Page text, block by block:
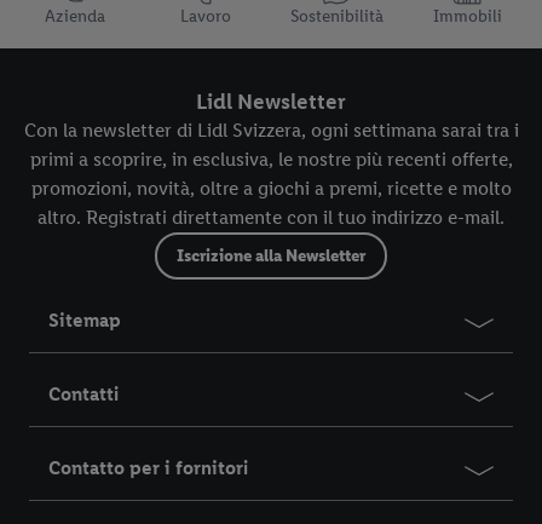
Azienda Lavoro Sostenibilità Immobili
Lidl Newsletter
Con la newsletter di Lidl Svizzera, ogni settimana sarai tra i
primi a scoprire, in esclusiva, le nostre più recenti offerte,
promozioni, novità, oltre a giochi a premi, ricette e molto
altro. Registrati direttamente con il tuo indirizzo e-mail.
Iscrizione alla Newsletter
Sitemap
Contatti
Contatto per i fornitori